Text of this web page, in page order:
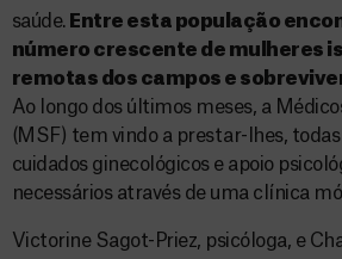
saúde. Entre esta população
número crescente de mulheres
remotas dos campos e
Ao longo dos últimos meses, a
(MSF) tem vindo a prestar-lhes, todas
cuidados ginecológicos e apoio
necessários através de uma clínica
Victorine Sagot-Priez, psicóloga, e